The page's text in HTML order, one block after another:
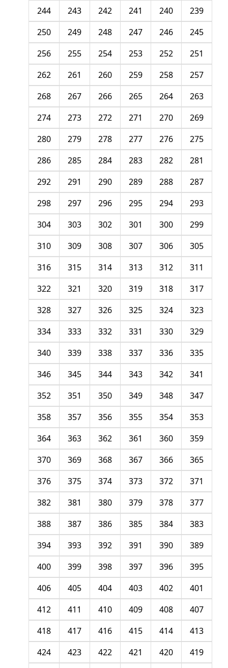
239
240
241
242
243
244
245
246
247
248
249
250
251
252
253
254
255
256
257
258
259
260
261
262
263
264
265
266
267
268
269
270
271
272
273
274
275
276
277
278
279
280
281
282
283
284
285
286
287
288
289
290
291
292
293
294
295
296
297
298
299
300
301
302
303
304
305
306
307
308
309
310
311
312
313
314
315
316
317
318
319
320
321
322
323
324
325
326
327
328
329
330
331
332
333
334
335
336
337
338
339
340
341
342
343
344
345
346
347
348
349
350
351
352
353
354
355
356
357
358
359
360
361
362
363
364
365
366
367
368
369
370
371
372
373
374
375
376
377
378
379
380
381
382
383
384
385
386
387
388
389
390
391
392
393
394
395
396
397
398
399
400
401
402
403
404
405
406
407
408
409
410
411
412
413
414
415
416
417
418
419
420
421
422
423
424